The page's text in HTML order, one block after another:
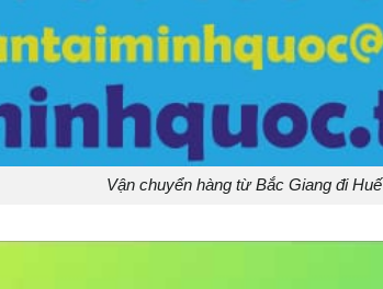
Vận chuyển hàng từ Bắc Giang đi Huế